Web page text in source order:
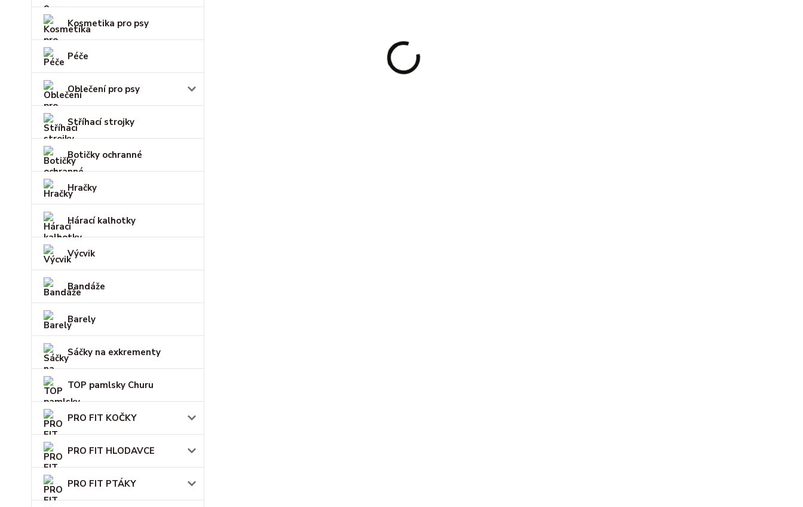
Kosmetika pro psy
Péče
Oblečení pro psy
Stříhací strojky
Botičky ochranné
Hračky
Hárací kalhotky
Výcvik
Bandáže
Barely
Sáčky na exkrementy
TOP pamlsky Churu
PRO FIT KOČKY
PRO FIT HLODAVCE
PRO FIT PTÁKY